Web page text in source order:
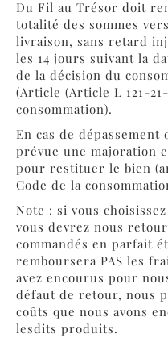
Du Fil au Trésor doit
totalité des sommes
livraison, sans retard
les 14 jours suivant la
de la décision du
(Article (Article L 121-
consommation).
En cas de
prévue une majoration
pour restituer le bien
Code de la
Note : si vous
vous devrez nous
commandés en parfait
remboursera PAS les
avez encourus pour
défaut de retour, nous
coûts que nous avons
lesdits produits.